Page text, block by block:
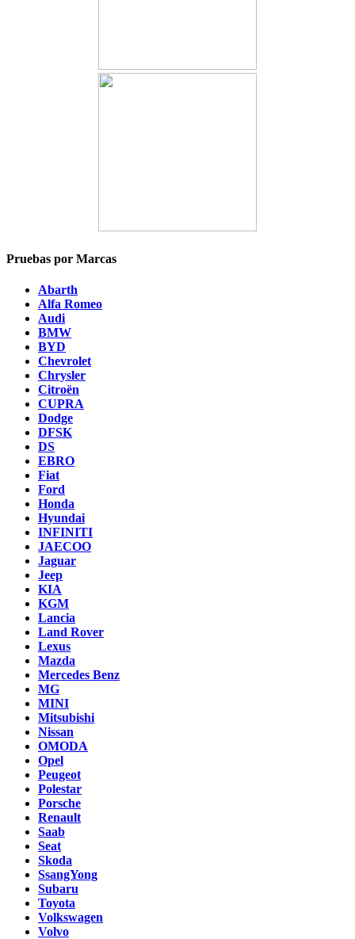
Pruebas por Marcas
Abarth
Alfa Romeo
Audi
BMW
BYD
Chevrolet
Chrysler
Citroën
CUPRA
Dodge
DFSK
DS
EBRO
Fiat
Ford
Honda
Hyundai
INFINITI
JAECOO
Jaguar
Jeep
KIA
KGM
Lancia
Land Rover
Lexus
Mazda
Mercedes Benz
MG
MINI
Mitsubishi
Nissan
OMODA
Opel
Peugeot
Polestar
Porsche
Renault
Saab
Seat
Skoda
SsangYong
Subaru
Toyota
Volkswagen
Volvo